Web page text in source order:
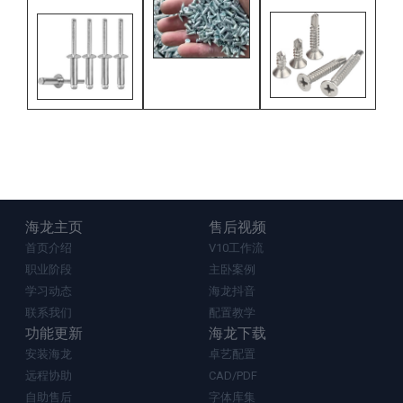
海龙主页
首页介绍
职业阶段
学习动态
联系我们
售后视频
V10工作流
主卧案例
海龙抖音
配置教学
功能更新
安装海龙
远程协助
自助售后
海龙下载
卓艺配置
CAD/PDF
字体库集